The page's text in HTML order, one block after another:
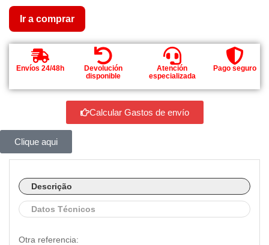
Ir a comprar
Envíos 24/48h
Devolución
disponible
Atención
especializada
Pago seguro
Calcular Gastos de envío
Clique aqui
Descrição
Datos Técnicos
Otra referencia: